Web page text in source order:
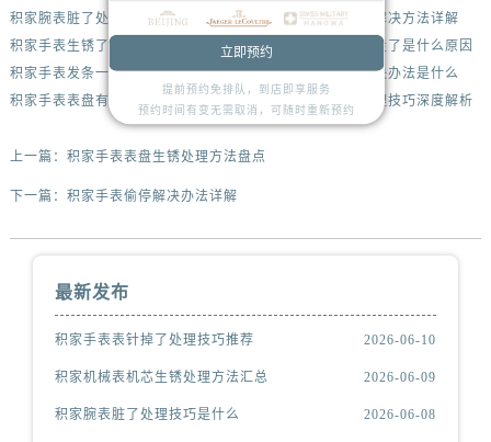
积家腕表脏了处理技巧是什么
积家腕表表壳有划痕解决方法详解
积家手表生锈了怎么处理
积家腕表很久不戴不走了是什么原因
积家手表发条一直上不紧解决办法集锦 积家腕表表带太松解决办法是什么
积家手表表盘有划痕如何修复
积家手表表带太紧处理技巧深度解析
上一篇： 积家手表表盘生锈处理方法盘点
下一篇： 积家手表偷停解决办法详解
最新发布
积家手表表针掉了处理技巧推荐 2026-06-10
积家机械表机芯生锈处理方法汇总 2026-06-09
积家腕表脏了处理技巧是什么 2026-06-08
立即预约
提前预约免排队，到店即享服务
预约时间有变无需取消，可随时重新预约